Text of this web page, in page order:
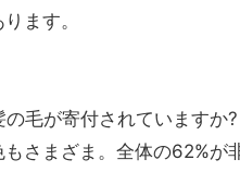
ます。
の毛が寄付されていますか?
さまざま。全体の62%が